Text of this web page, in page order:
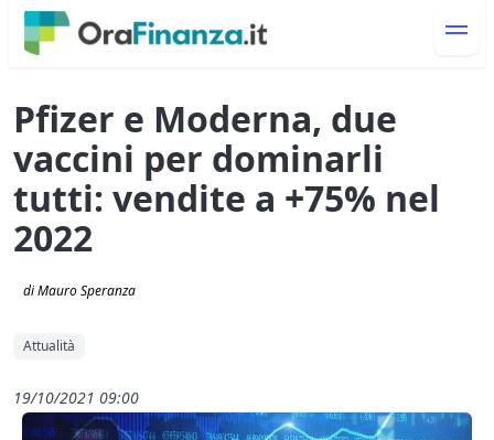
Pfizer e Moderna, due
vaccini per dominarli
tutti: vendite a +75% nel
2022
di Mauro Speranza
Attualità
19/10/2021 09:00